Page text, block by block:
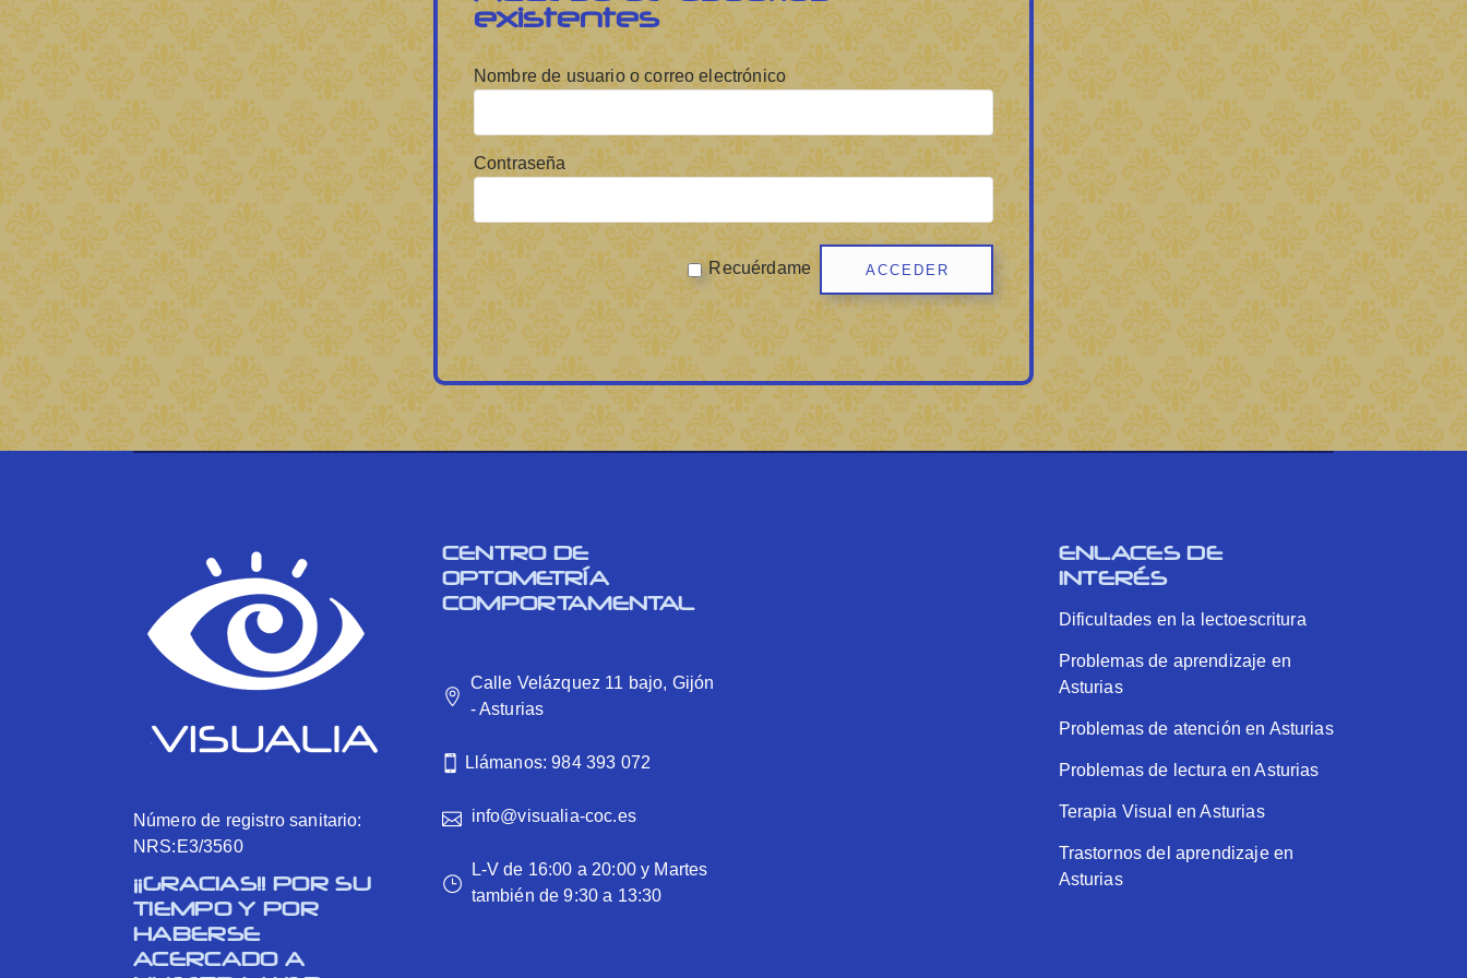
Forbrain
existentes
Nombre de usuario o correo electrónico
Contraseña
Recuérdame
Número de registro sanitario:
NRS:E3/3560
¡¡GRACIAS!! POR SU
TIEMPO Y POR
HABERSE
ACERCADO A
CENTRO DE
OPTOMETRÍA
COMPORTAMENTAL
Calle Velázquez 11 bajo, Gijón
- Asturias
Llámanos: 984 393 072
info@visualia-coc.es
L-V de 16:00 a 20:00 y Martes
también de 9:30 a 13:30
ENLACES DE
INTERÉS
Dificultades en la lectoescritura
Problemas de aprendizaje en
Asturias
Problemas de atención en Asturias
Problemas de lectura en Asturias
Terapia Visual en Asturias
Trastornos del aprendizaje en
Asturias